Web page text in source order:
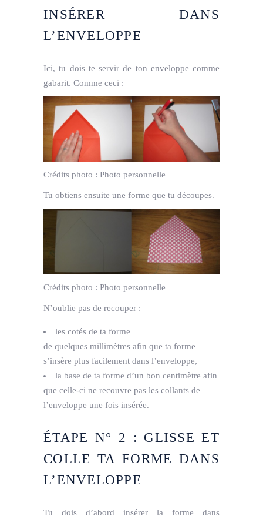
INSÉRER DANS
L’ENVELOPPE
Ici, tu dois te servir de ton enveloppe comme
gabarit. Comme ceci :
Crédits photo : Photo personnelle
Tu obtiens ensuite une forme que tu découpes.
Crédits photo : Photo personnelle
N’oublie pas de recouper :
les cotés de ta forme
de quelques millimètres afin que ta forme
s’insère plus facilement dans l’enveloppe,
la base de ta forme d’un bon centimètre afin
que celle-ci ne recouvre pas les collants de
l’enveloppe une fois insérée.
ÉTAPE N° 2 : GLISSE ET
COLLE TA FORME DANS
L’ENVELOPPE
Tu dois d’abord insérer la forme dans